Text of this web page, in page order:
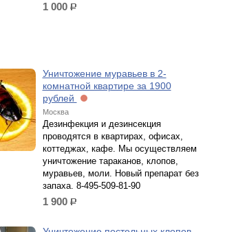
1 000 р.
Уничтожение муравьев в 2-
комнатной квартире за 1900
рублей
Москва
Дезинфекция и дезинсекция
проводятся в квартирах, офисах,
коттеджах, кафе. Мы осуществляем
уничтожение тараканов, клопов,
муравьев, моли. Новый препарат без
запаха. 8-495-509-81-90
1 900 р.